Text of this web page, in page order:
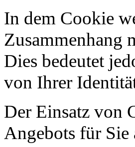
In dem Cookie
Zusammenhang
Dies bedeutet
von Ihrer
Der Einsatz von
Angebots für Sie